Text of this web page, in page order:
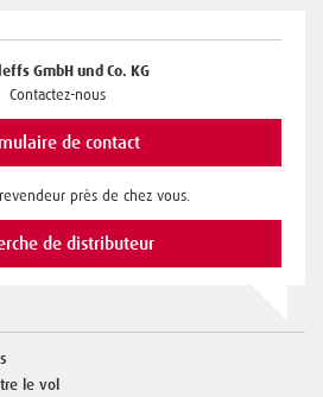
GmbH und Co. KG
Contactez-nous
de contact
près de chez vous.
de distributeur
le vol